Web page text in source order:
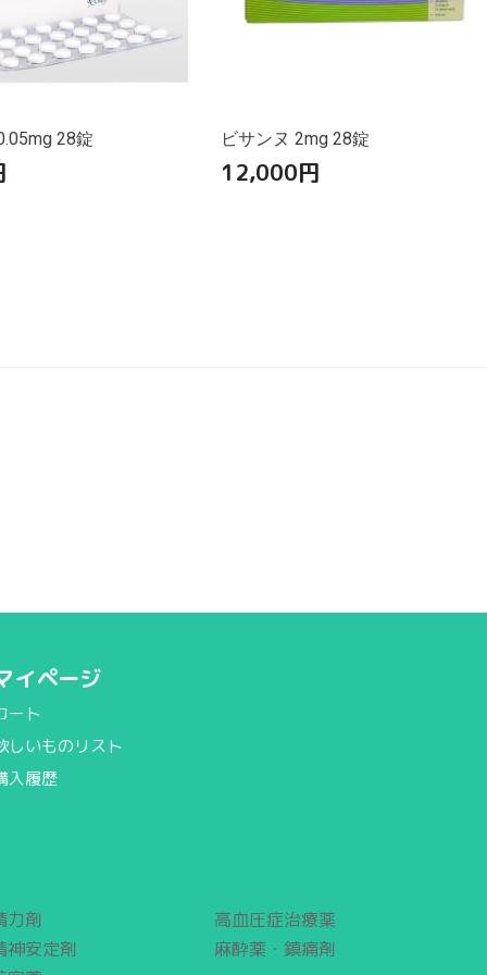
28錠 ビサンヌ 2mg 28錠
12,000円
イページ
ート
しいものリスト
入履歴
力剤
神安定剤
高血圧症治療薬
麻酔薬・鎮痛剤